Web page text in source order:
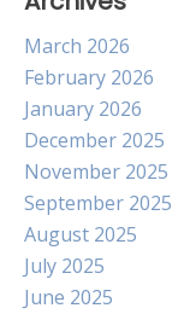
March 2026
February 2026
January 2026
December 2025
November 2025
September 2025
August 2025
July 2025
June 2025